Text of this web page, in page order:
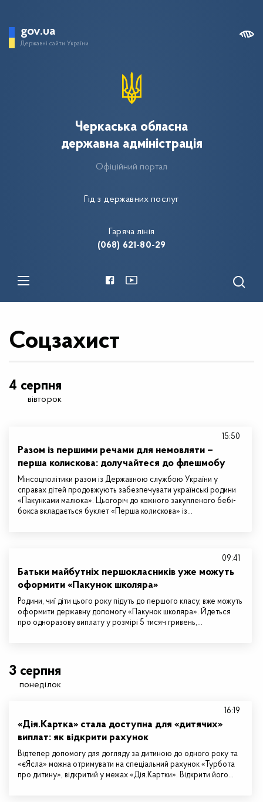
gov.ua
Державні сайти України
Гід з державних послуг
Черкаська обласна
державна адміністрація
Офіційний портал
Гаряча лінія
(068) 621-80-29
Соцзахист
4 серпня
вівторок
Разом із першими речами для немовляти –
перша колискова: долучайтеся до флешмобу
Мінсоцполітики разом із Державною службою України у
справах дітей продовжують забезпечувати українські родини
«Пакунками малюка». Цьогоріч до кожного закупленого бебі-
бокса вкладається буклет «Перша колискова» із…
15:50
Батьки майбутніх першокласників уже можуть
оформити «Пакунок школяра»
Родини, чиї діти цього року підуть до першого класу, вже можуть
оформити державну допомогу «Пакунок школяра». Йдеться
про одноразову виплату у розмірі 5 тисяч гривень,…
09:41
3 серпня
понеділок
«Дія.Картка» стала доступна для «дитячих»
виплат: як відкрити рахунок
Відтепер допомогу для догляду за дитиною до одного року та
«єЯсла» можна отримувати на спеціальний рахунок «Турбота
про дитину», відкритий у межах «Дія.Картки». Відкрити його…
16:19